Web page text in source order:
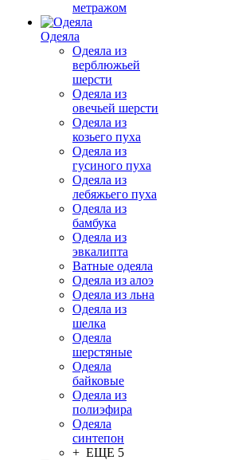
метражом
Одеяла
Одеяла из
верблюжьей
шерсти
Одеяла из
овечьей шерсти
Одеяла из
козьего пуха
Одеяла из
гусиного пуха
Одеяла из
лебяжьего пуха
Одеяла из
бамбука
Одеяла из
эвкалипта
Ватные одеяла
Одеяла из алоэ
Одеяла из льна
Одеяла из
шелка
Одеяла
шерстяные
Одеяла
байковые
Одеяла из
полиэфира
Одеяла
синтепон
+ ЕЩЕ 5